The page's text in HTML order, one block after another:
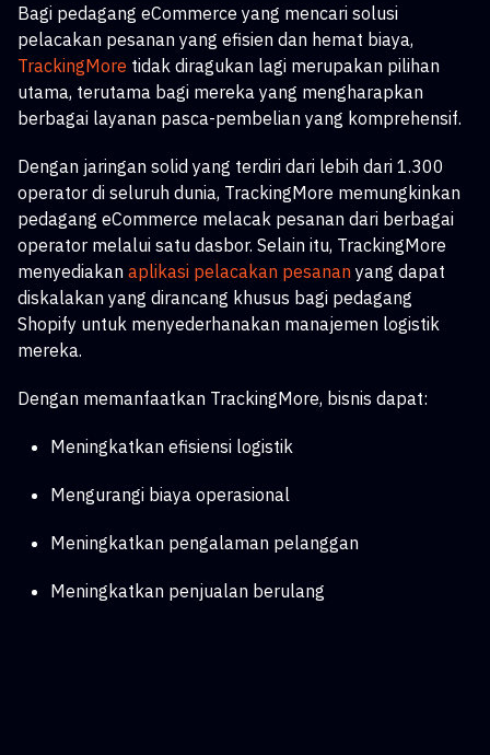
Bagi pedagang eCommerce yang mencari solusi
pelacakan pesanan yang efisien dan hemat biaya,
TrackingMore tidak diragukan lagi merupakan pilihan
utama, terutama bagi mereka yang mengharapkan
berbagai layanan pasca-pembelian yang komprehensif.
Dengan jaringan solid yang terdiri dari lebih dari 1.300
operator di seluruh dunia, TrackingMore memungkinkan
pedagang eCommerce melacak pesanan dari berbagai
operator melalui satu dasbor. Selain itu, TrackingMore
menyediakan aplikasi pelacakan pesanan yang dapat
diskalakan yang dirancang khusus bagi pedagang
Shopify untuk menyederhanakan manajemen logistik
mereka.
Dengan memanfaatkan TrackingMore, bisnis dapat:
Meningkatkan efisiensi logistik
Mengurangi biaya operasional
Meningkatkan pengalaman pelanggan
Meningkatkan penjualan berulang